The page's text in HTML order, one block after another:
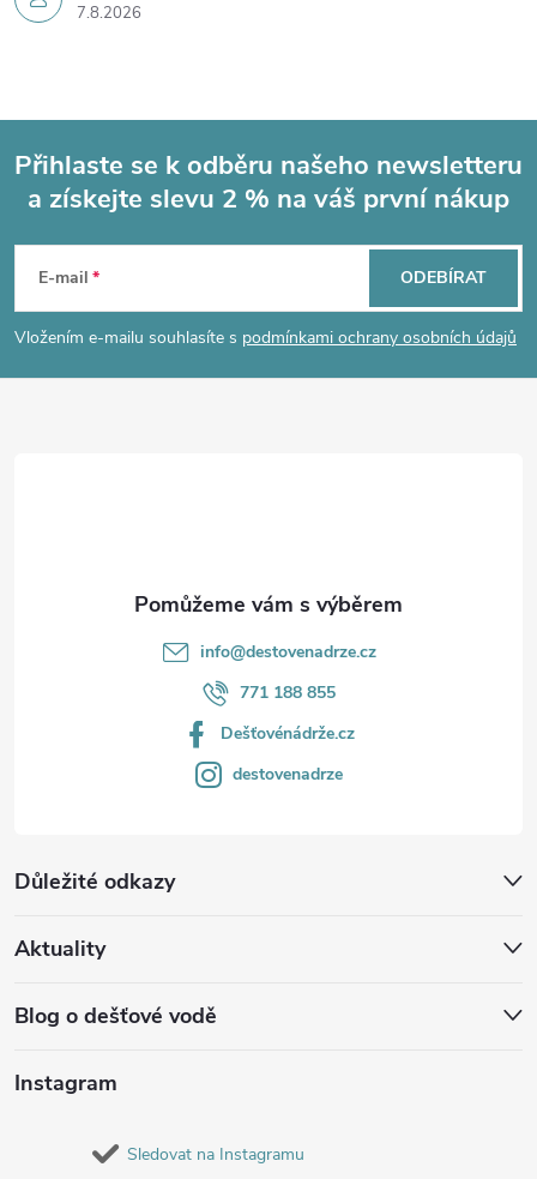
7.8.2026
p
a
Přihlaste se k odběru našeho newsletteru
a získejte slevu 2 % na váš první nákup
E-mail
Vložením e-mailu souhlasíte s podmínkami ochrany osobních údajů
ODEBÍRAT
Důležité odkazy
Aktuality
Blog o dešťové vodě
info@destovenadrze.cz
771 188 855
Dešťovénádrže.cz
destovenadrze
Instagram
Sledovat na Instagramu